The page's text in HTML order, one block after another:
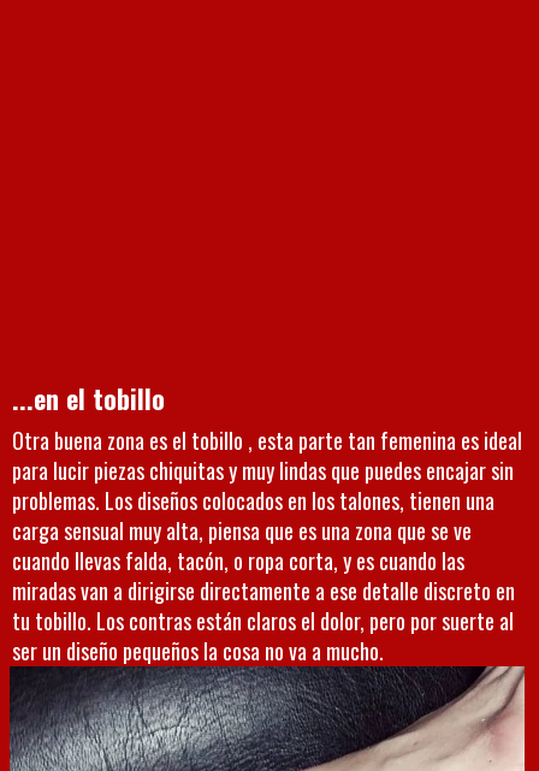
...en el tobillo
Otra buena zona es el tobillo , esta parte tan femenina es ideal
para lucir piezas chiquitas y muy lindas que puedes encajar sin
problemas. Los diseños colocados en los talones, tienen una
carga sensual muy alta, piensa que es una zona que se ve
cuando llevas falda, tacón, o ropa corta, y es cuando las
miradas van a dirigirse directamente a ese detalle discreto en
tu tobillo. Los contras están claros el dolor, pero por suerte al
ser un diseño pequeños la cosa no va a mucho.